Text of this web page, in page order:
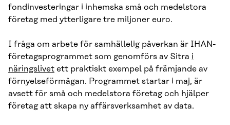
fondinvesteringar i inhemska små och medelstora
företag med ytterligare tre miljoner euro.
I fråga om arbete för samhällelig påverkan är IHAN-
företagsprogrammet som genomförs av Sitra i
näringslivet ett praktiskt exempel på främjande av
förnyelseförmågan. Programmet startar i maj, är
avsett för små och medelstora företag och hjälper
företag att skapa ny affärsverksamhet av data.